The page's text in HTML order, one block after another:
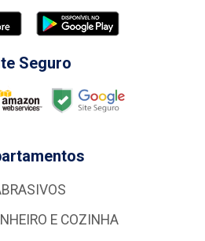
Seguro
E COZINHA